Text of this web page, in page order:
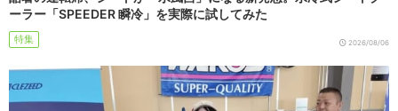
ーラー「SPEEDER 瞬冷」を実際に試してみた
特集 2026/08/06